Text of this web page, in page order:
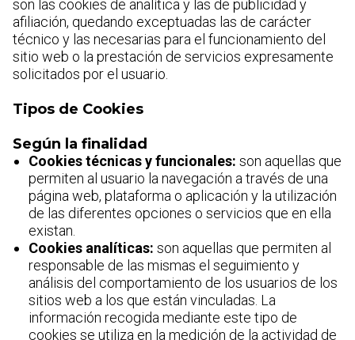
son las cookies de analítica y las de publicidad y
afiliación, quedando exceptuadas las de carácter
técnico y las necesarias para el funcionamiento del
sitio web o la prestación de servicios expresamente
solicitados por el usuario.
Tipos de Cookies
Según la finalidad
Cookies técnicas y funcionales: son aquellas que
permiten al usuario la navegación a través de una
página web, plataforma o aplicación y la utilización
de las diferentes opciones o servicios que en ella
existan.
Cookies analíticas: son aquellas que permiten al
responsable de las mismas el seguimiento y
análisis del comportamiento de los usuarios de los
sitios web a los que están vinculadas. La
información recogida mediante este tipo de
cookies se utiliza en la medición de la actividad de